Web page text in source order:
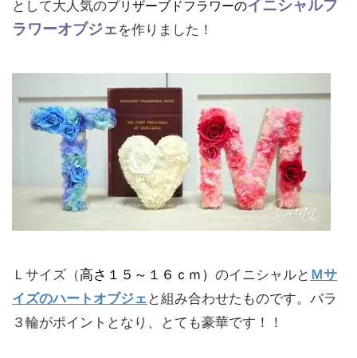
として大人気のプリザーブドフラワーのイニシャルフ
ラワーオブジェ を作りました！
Ｌサイズ（高さ１５～１６ｃｍ） のイニシャルと Ｍサ
イズのハートオブジェ と組み合わせたものです。バラ
３輪がポイントとなり、とても豪華です！！